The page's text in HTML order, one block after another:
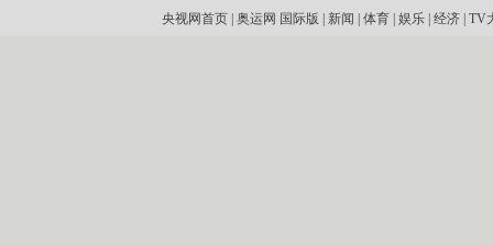
央视网首页| 奥运网 国际版 新闻 体育| 娱乐| 经济| TV